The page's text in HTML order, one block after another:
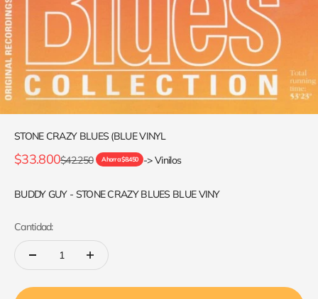
STONE CRAZY BLUES (BLUE VINYL
Precio de oferta
$33.800Precio normal
$42.250 Ahorra $8.450 -> Vinilos
BUDDY GUY - STONE CRAZY BLUES BLUE VINY
Cantidad: